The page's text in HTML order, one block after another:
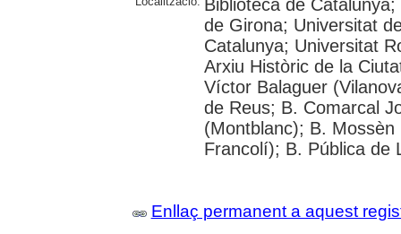
Biblioteca de
de Girona; Universitat
Catalunya; Universitat
Arxiu Històric de la
Víctor Balaguer
de Reus; B. Comarcal
(Montblanc); B.
Francolí); B. Pública de
Enllaç permanent a aquest